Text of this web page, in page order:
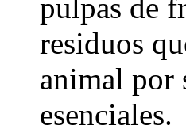
pulpas de
residuos
animal por
esenciales.